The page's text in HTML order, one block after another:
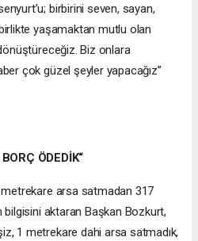
birbirini seven, sayan,
yaşamaktan mutlu olan
Biz onlara
çok güzel şeyler yapacağız”
ÖDEDİK“
arsa satmadan 317
aktaran Başkan Bozkurt,
1 metrekare dahi arsa satmadık,